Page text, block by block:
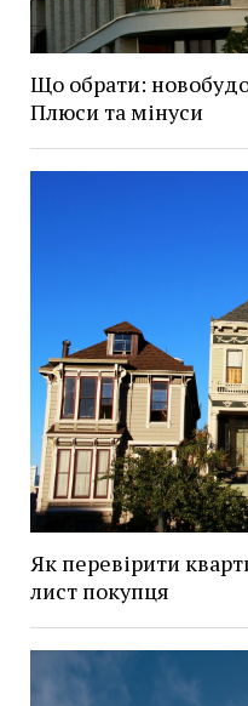
Що обрати:
Плюси та мінуси
Як перевірити
лист покупця